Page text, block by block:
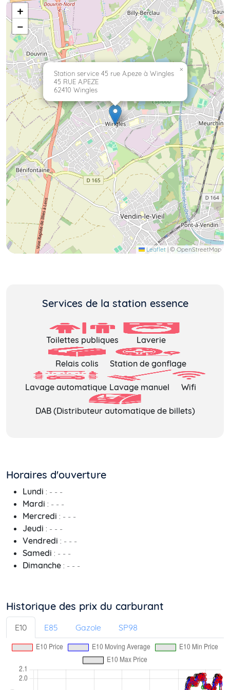
Station service 45 rue A.peze à Wingles
45 RUE A.PEZE
62410 Wingles
×
+
−
Leaflet | © OpenStreetMap
Services de la station essence
Toilettes publiques Laverie
Relais colis Station de gonflage
Lavage automatique Lavage manuel Wifi
DAB (Distributeur automatique de billets)
Horaires d'ouverture
Lundi : - - -
Mardi : - - -
Mercredi : - - -
Jeudi : - - -
Vendredi : - - -
Samedi : - - -
Dimanche : - - -
Historique des prix du carburant
E10 E85 Gazole SP98